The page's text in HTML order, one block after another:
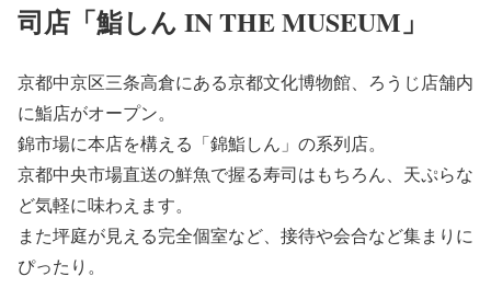
司店「鮨しん IN THE MUSEUM」
京都中京区三条高倉にある京都文化博物館、ろうじ店舗内
に鮨店がオープン。
錦市場に本店を構える「錦鮨しん」の系列店。
京都中央市場直送の鮮魚で握る寿司はもちろん、天ぷらな
ど気軽に味わえます。
また坪庭が見える完全個室など、接待や会合など集まりに
ぴったり。